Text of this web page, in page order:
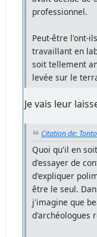
professionnel.
Peut-être l'ont-
travaillant en
soit tellement
levée sur le
Je vais leur
Citation de:
Quoi qu'il en
d'essayer de
d'expliquer
être le seul.
j'imagine que
d'archéologues